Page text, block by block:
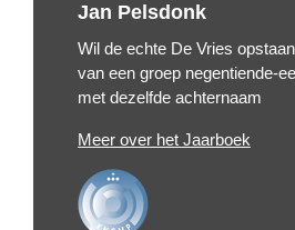
Jan Pelsdonk
Wil de echte De Vries
van een groep negentiende-
met dezelfde achternaam
Meer over het Jaarboek